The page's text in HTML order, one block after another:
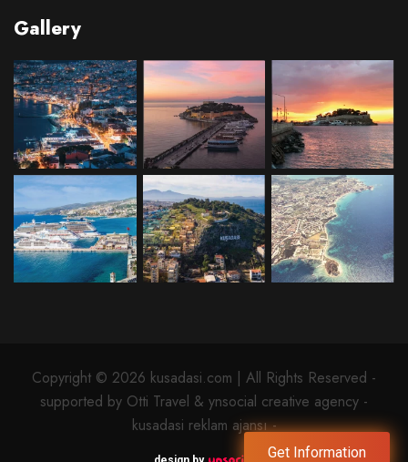
Gallery
Copyright © 2026 kusadasi.com | All Rights Reserved -
supported by Otti Travel & ynsocial creative agency -
kusadasi reklam ajansı -
Get Information